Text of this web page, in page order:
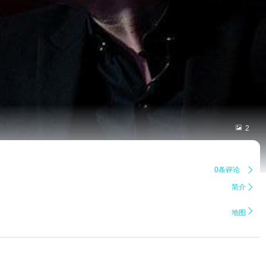
 2
0条评论 
简介 
地图 